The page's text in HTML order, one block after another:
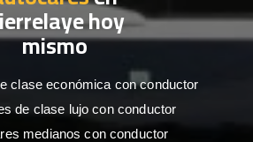
hoy
mismo
clase económica con conductor
de clase lujo con conductor
medianos con conductor